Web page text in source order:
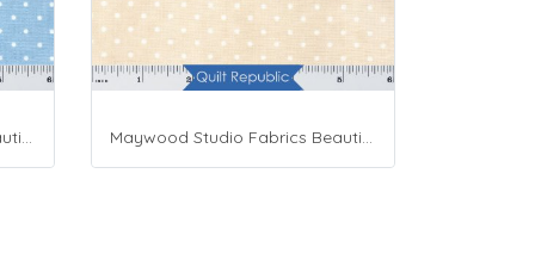
Maywood Studio Fabrics Beautiful Basics Blue Maywood Studio Fabrics Beautiful Basics Cream